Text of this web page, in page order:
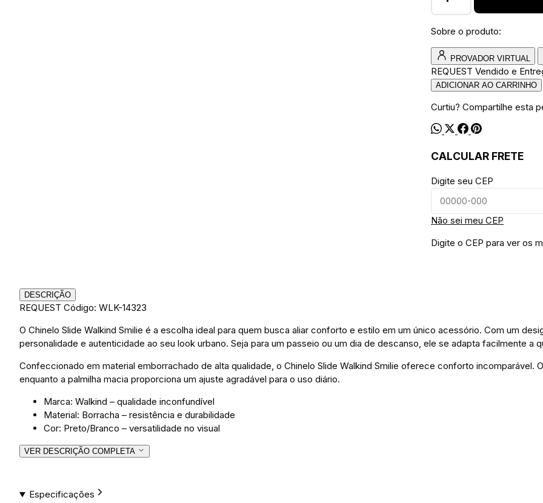
Sobre o produto:
PROVADOR VIRTUAL
REQUEST Vendido e
ADICIONAR AO CARRINHO
Curtiu? Compartilhe esta
CALCULAR FRETE
Digite seu CEP
Não sei meu CEP
Digite o CEP para ver os
DESCRIÇÃO
REQUEST Código: WLK-14323
O Chinelo Slide Walkind Smilie é a escolha ideal para quem busca aliar conforto e estilo em um único acessório. Com um
personalidade e autenticidade ao seu look urbano. Seja para um passeio ou um dia de descanso, ele se adapta facilmente a
Confeccionado em material emborrachado de alta qualidade, o Chinelo Slide Walkind Smilie oferece conforto incomparável.
enquanto a palmilha macia proporciona um ajuste agradável para o uso diário.
Marca: Walkind – qualidade inconfundível
Material: Borracha – resistência e durabilidade
Cor: Preto/Branco – versatilidade no visual
VER DESCRIÇÃO COMPLETA
Especificações